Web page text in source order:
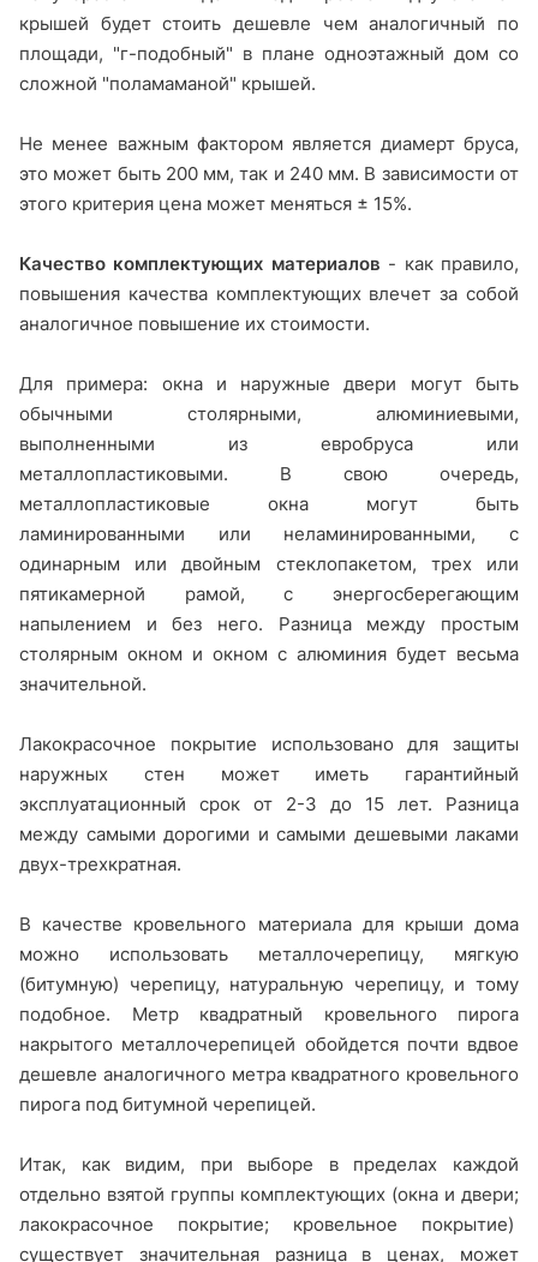
крышей будет стоить дешевле чем аналогичный по
площади, "г-подобный" в плане одноэтажный дом со
сложной "поламаманой" крышей.
Не менее важным фактором является диамерт бруса,
это может быть 200 мм, так и 240 мм. В зависимости от
этого критерия цена может меняться ± 15%.
Качество комплектующих материалов - как правило,
повышения качества комплектующих влечет за собой
аналогичное повышение их стоимости.
Для примера: окна и наружные двери могут быть
обычными столярными, алюминиевыми,
выполненными из евробруса или
металлопластиковыми. В свою очередь,
металлопластиковые окна могут быть
ламинированными или неламинированными, с
одинарным или двойным стеклопакетом, трех или
пятикамерной рамой, с энергосберегающим
напылением и без него. Разница между простым
столярным окном и окном с алюминия будет весьма
значительной.
Лакокрасочное покрытие использовано для защиты
наружных стен может иметь гарантийный
эксплуатационный срок от 2-3 до 15 лет. Разница
между самыми дорогими и самыми дешевыми лаками
двух-трехкратная.
В качестве кровельного материала для крыши дома
можно использовать металлочерепицу, мягкую
(битумную) черепицу, натуральную черепицу, и тому
подобное. Метр квадратный кровельного пирога
накрытого металлочерепицей обойдется почти вдвое
дешевле аналогичного метра квадратного кровельного
пирога под битумной черепицей.
Итак, как видим, при выборе в пределах каждой
отдельно взятой группы комплектующих (окна и двери;
лакокрасочное покрытие; кровельное покрытие)
существует значительная разница в ценах, может